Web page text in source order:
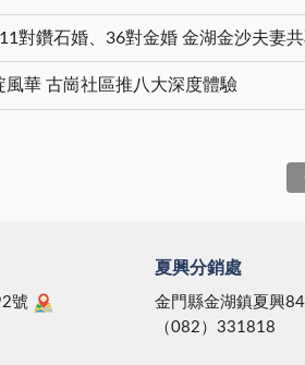
風華 古崗社區推八大深度體驗
號
夏興分銷處
金門縣金湖鎮夏興
（082）331818